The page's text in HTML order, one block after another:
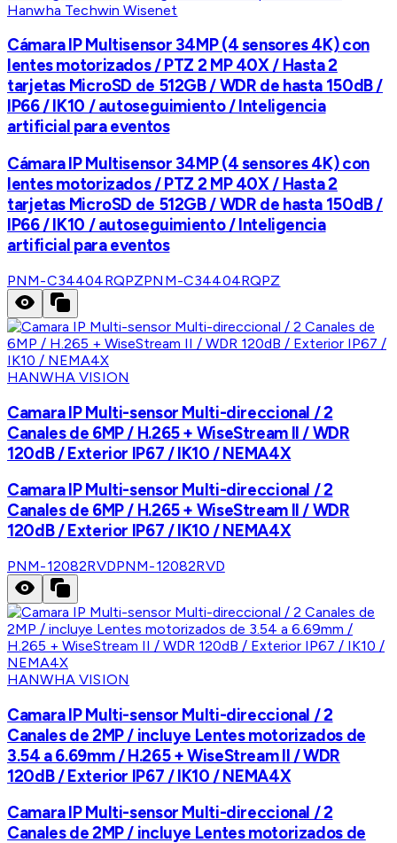
Hanwha Techwin Wisenet
Cámara IP Multisensor 34MP (4 sensores 4K) con
lentes motorizados / PTZ 2 MP 40X / Hasta 2
tarjetas MicroSD de 512GB / WDR de hasta 150dB /
IP66 / IK10 / autoseguimiento / Inteligencia
artificial para eventos
Cámara IP Multisensor 34MP (4 sensores 4K) con
lentes motorizados / PTZ 2 MP 40X / Hasta 2
tarjetas MicroSD de 512GB / WDR de hasta 150dB /
IP66 / IK10 / autoseguimiento / Inteligencia
artificial para eventos
PNM-C34404RQPZPNM-C34404RQPZ
HANWHA VISION
Camara IP Multi-sensor Multi-direccional / 2
Canales de 6MP / H.265 + WiseStream II / WDR
120dB / Exterior IP67 / IK10 / NEMA4X
Camara IP Multi-sensor Multi-direccional / 2
Canales de 6MP / H.265 + WiseStream II / WDR
120dB / Exterior IP67 / IK10 / NEMA4X
PNM-12082RVDPNM-12082RVD
HANWHA VISION
Camara IP Multi-sensor Multi-direccional / 2
Canales de 2MP / incluye Lentes motorizados de
3.54 a 6.69mm / H.265 + WiseStream II / WDR
120dB / Exterior IP67 / IK10 / NEMA4X
Camara IP Multi-sensor Multi-direccional / 2
Canales de 2MP / incluye Lentes motorizados de